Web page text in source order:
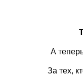
А
За тех,